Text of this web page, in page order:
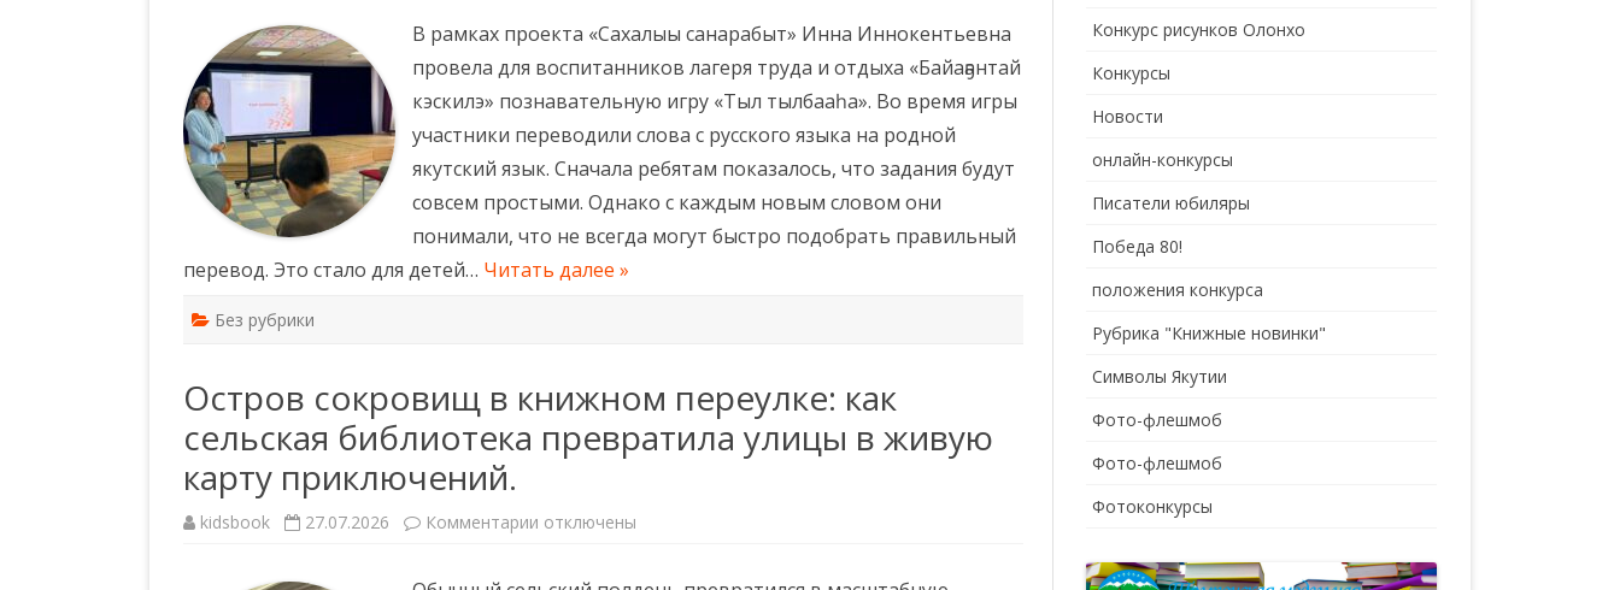
–
игра,
которая
вдохновляет
говорить
на
родном
языке
В рамках проекта «Сахалыы санарабыт» Инна Иннокентьевна
провела для воспитанников лагеря труда и отдыха «Байаҕантай
кэскилэ» познавательную игру «Тыл тылбааһа». Во время игры
участники переводили слова с русского языка на родной
якутский язык. Сначала ребятам показалось, что задания будут
совсем простыми. Однако с каждым новым словом они
понимали, что не всегда могут быстро подобрать правильный
перевод. Это стало для детей… Читать далее »
Без рубрики
Остров сокровищ в книжном переулке: как
сельская библиотека превратила улицы в живую
карту приключений.
kidsbook 27.07.2026 Комментарии котключены
Конкурс рисунков Олонхо
Конкурсы
Новости
онлайн-конкурсы
Писатели юбиляры
Победа 80!
положения конкурса
Рубрика "Книжные новинки"
Символы Якутии
Фото-флешмоб
Фото-флешмоб
Фотоконкурсы